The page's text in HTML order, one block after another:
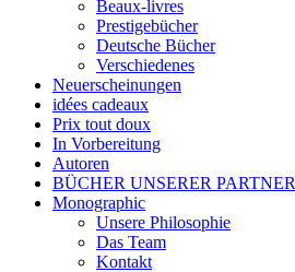
Beaux-livres
Prestigebücher
Deutsche Bücher
Verschiedenes
Neuerscheinungen
idées cadeaux
Prix tout doux
In Vorbereitung
Autoren
BÜCHER UNSERER PARTNER
Monographic
Unsere Philosophie
Das Team
Kontakt